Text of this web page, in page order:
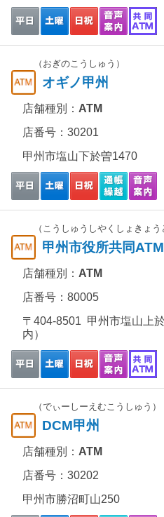
（おぎのこうしゅう）
オギノ甲州
店舗種別： ATM
店番号：30201
甲州市塩山下於曽1470
（こうしゅうしやくしょきょう
甲州市役所共同ATM
店舗種別： ATM
店番号：80005
〒404-8501 甲州市塩山上
内）
（でぃーしーえむこうしゅう）
DCM甲州
店舗種別： ATM
店番号：30202
甲州市勝沼町山250